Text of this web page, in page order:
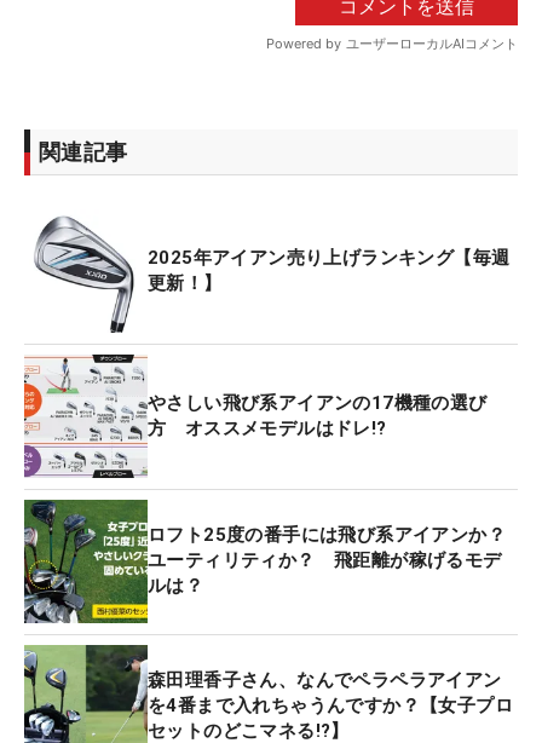
関連記事
2025年アイアン売り上げランキング【毎週
更新！】
やさしい飛び系アイアンの17機種の選び
方 オススメモデルはドレ!?
ロフト25度の番手には飛び系アイアンか？
ユーティリティか？ 飛距離が稼げるモデ
ルは？
森田理香子さん、なんでペラペラアイアン
を4番まで入れちゃうんですか？【女子プロ
セットのどこマネる!?】